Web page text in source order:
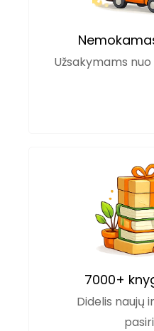
Užsakymams
7000+
Didelis naujų